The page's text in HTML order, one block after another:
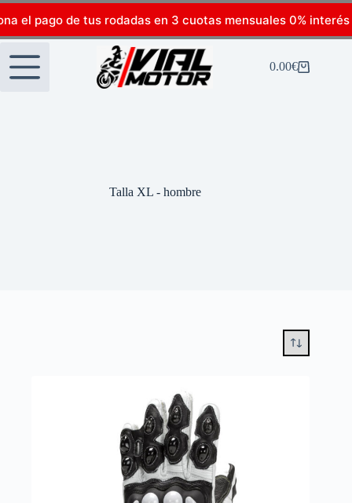
el pago de tus rodadas en 3 cuotas mensuales 0% interés
0.00€
Talla XL - hombre